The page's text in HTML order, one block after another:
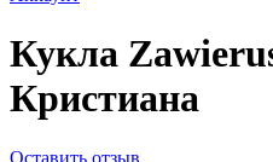
Кукла
Кристиана
Оставить отзыв